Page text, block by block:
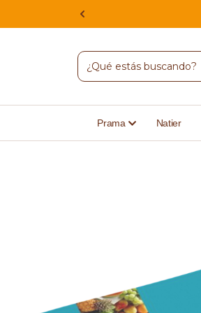
Prama Natier